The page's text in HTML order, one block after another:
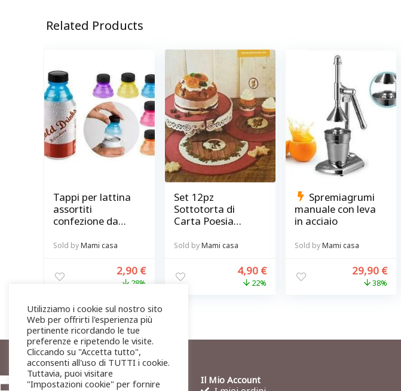
Related Products
Tappi per lattina
assortiti
confezione da
Sold by Mami casa
2,90 €
28%
Set 12pz
Sottotorta di
Carta Poesia
diametro 28 e 37
Sold byMami casa
4,90 €
22%
Spremiagrumi
manuale con leva
in acciaio
Sold byMami casa
29,90 €
38%
Il Mio Account
Utilizziamo i cookie sul nostro sito
Web per offrirti l'esperienza più
pertinente ricordando le tue
preferenze e ripetendo le visite.
Cliccando su "Accetta tutto",
acconsenti all'uso di TUTTI i cookie.
Tuttavia, puoi visitare
"Impostazioni cookie" per fornire